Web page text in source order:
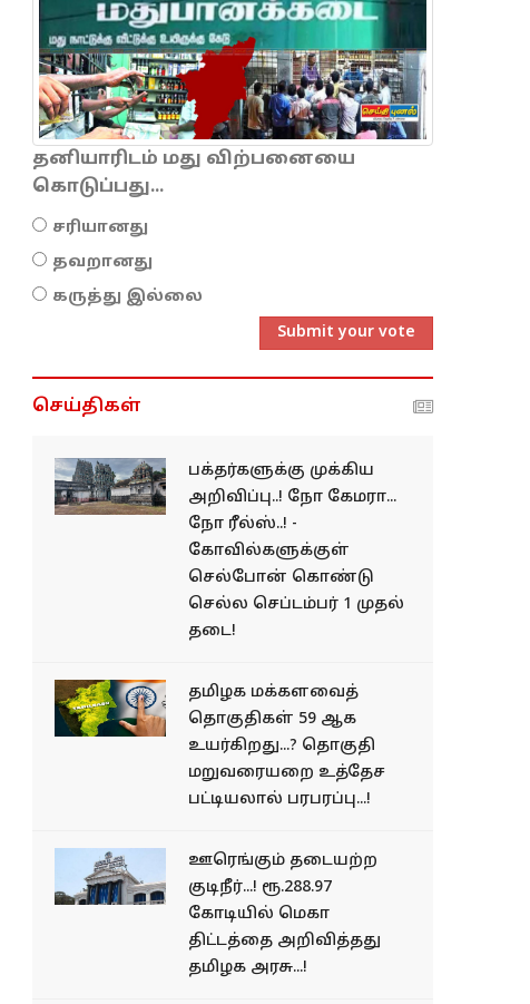
தனியாரிடம் மது விற்பனையை
கொடுப்பது...
சரியானது
தவறானது
கருத்து இல்லை
Submit your vote
செய்திகள்
பக்தர்களுக்கு முக்கிய
அறிவிப்பு..! நோ கேமரா...
நோ ரீல்ஸ்..! -
கோவில்களுக்குள்
செல்போன் கொண்டு
செல்ல செப்டம்பர் 1 முதல்
தடை!
தமிழக மக்களவைத்
தொகுதிகள் 59 ஆக
உயர்கிறது...? தொகுதி
மறுவரையறை உத்தேச
பட்டியலால் பரபரப்பு...!
ஊரெங்கும் தடையற்ற
குடிநீர்...! ரூ.288.97
கோடியில் மெகா
திட்டத்தை அறிவித்தது
தமிழக அரசு...!